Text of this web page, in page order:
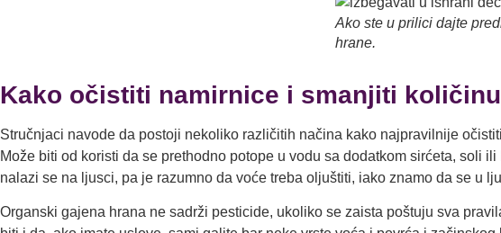
Ako ste u prilici dajte
hrane.
Kako očistiti namirnice i smanjiti
Stručnjaci navode da postoji nekoliko različitih načina kako najpravilnije
Može biti od koristi da se prethodno potope u vodu sa dodatkom sirćeta, soli
nalazi se na ljusci, pa je razumno da voće treba oljuštiti, iako znamo da se u
Organski gajena hrana ne sadrži pesticide, ukoliko se zaista poštuju sva